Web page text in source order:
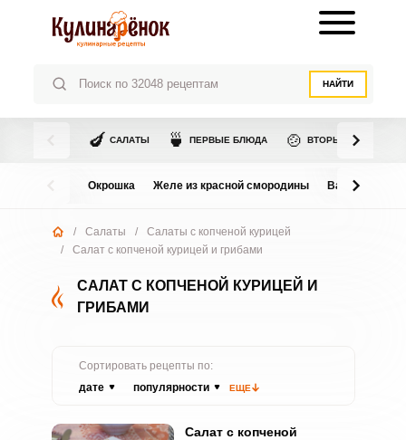
НАЙТИ
🍆 САЛАТЫ 🍵 ПЕРВЫЕ БЛЮДА 🍲 ВТОРЫЕ БЛЮДА
Окрошка Желе из красной смородины Варенье из
/ Салаты /
Салаты с копченой курицей
/
Салат с копченой курицей и грибами
САЛАТ С КОПЧЕНОЙ КУРИЦЕЙ И
ГРИБАМИ
Сортировать рецепты по:
дате
популярности ЕЩЕ
Салат с копченой